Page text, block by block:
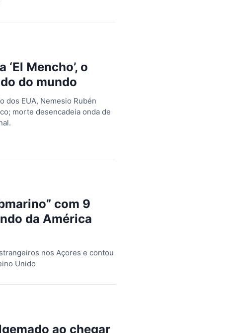
Mencho’, o
do mundo
dos EUA, Nemesio Rubén
morte desencadeia onda de
com 9
da América
nos Açores e contou
Unido
ao chegar